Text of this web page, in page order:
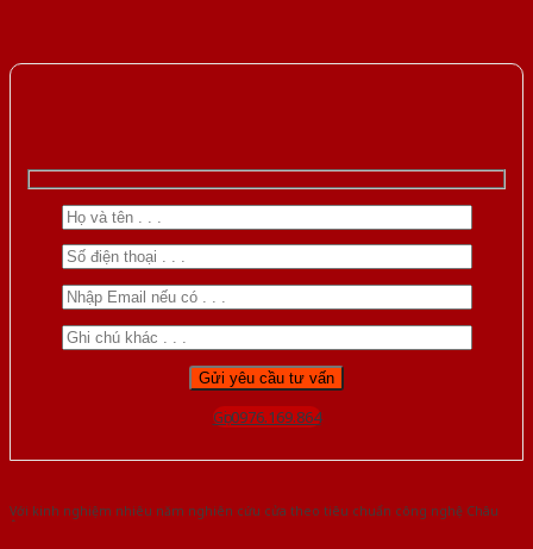
Gọi 0976.169.864
Với kinh nghiệm nhiêu năm nghiên cứu cửa theo tiêu chuẩn công nghệ Châu